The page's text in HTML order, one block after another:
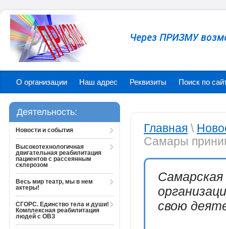
Через ПРИЗМУ
О организации Наш адрес Реквизиты Поиск по
Деятельность:
Новости и события
Высокотехнологичная
двигательная реабилитация
пациентов с рассеянным
склерозом
Весь мир театр, мы в нем
актеры!
СГОРС. Единство тела и души!
Комплексная реабилитация
людей с ОВЗ
Главная \
Самары
свою